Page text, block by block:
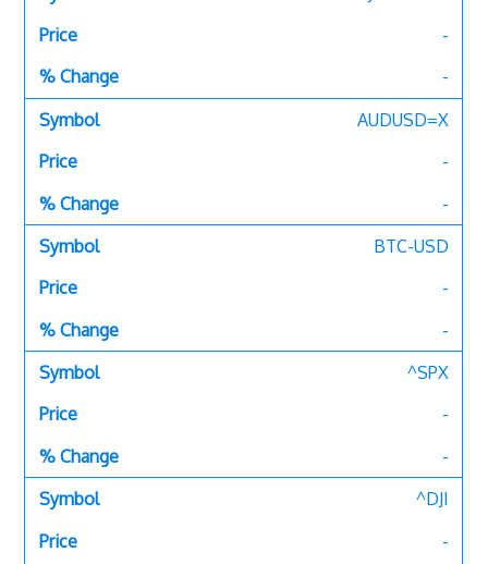
-
-
AUDUSD=X
-
-
BTC-USD
-
-
^SPX
-
-
^DJI
-